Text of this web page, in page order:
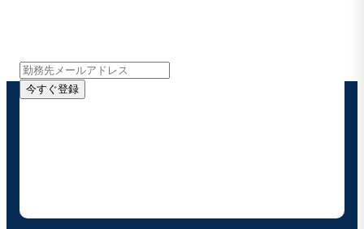
今すぐ登録